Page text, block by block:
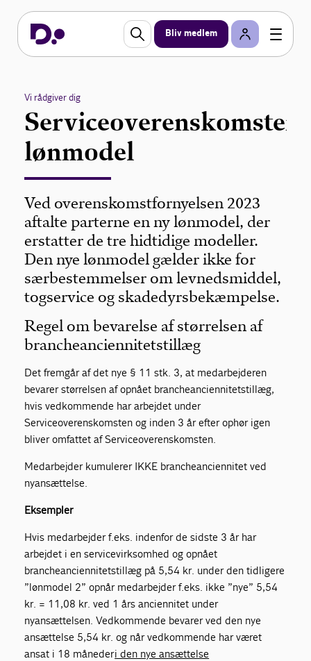
Bliv medlem
Vi rådgiver dig
lønmodel
Ved overenskomstfornyelsen 2023
aftalte parterne en ny lønmodel, der
erstatter de tre hidtidige modeller.
Den nye lønmodel gælder ikke for
særbestemmelser om levnedsmiddel,
togservice og skadedyrsbekæmpelse.
Regel om bevarelse af størrelsen af
brancheanciennitetstillæg
Det fremgår af det nye § 11 stk. 3, at medarbejderen
bevarer størrelsen af opnået brancheanciennitetstillæg,
hvis vedkommende har arbejdet under
Serviceoverenskomsten og inden 3 år efter ophør igen
bliver omfattet af Serviceoverenskomsten.
Medarbejder kumulerer IKKE brancheanciennitet ved
nyansættelse.
Eksempler
Hvis medarbejder f.eks. indenfor de sidste 3 år har
arbejdet i en servicevirksomhed og opnået
brancheanciennitetstillæg på 5,54 kr. under den tidligere
”lønmodel 2” opnår medarbejder f.eks. ikke ”nye” 5,54
kr. = 11,08 kr. ved 1 års anciennitet under
nyansættelsen. Vedkommende bevarer ved den nye
ansættelse 5,54 kr. og når vedkommende har været
ansat i 18 månederi den nye ansættelse